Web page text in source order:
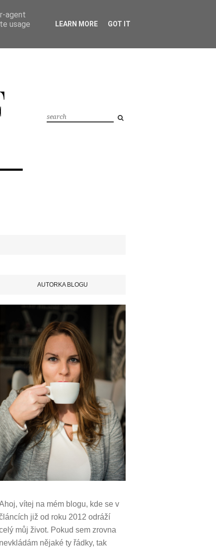
AUTORKA BLOGU
vítej na mém blogu, kde se v
již od roku 2012 odráží
můj život. Pokud sem zrovna
nevkládám nějaké ty řádky, tak
agent
usage
LEARN MORE GOT IT